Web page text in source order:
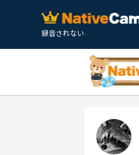
録音されない